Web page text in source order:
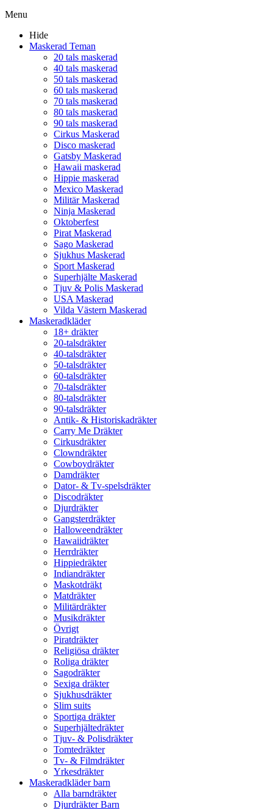
Menu
Hide
Maskerad Teman
20 tals maskerad
40 tals maskerad
50 tals maskerad
60 tals maskerad
70 tals maskerad
80 tals maskerad
90 tals maskerad
Cirkus Maskerad
Disco maskerad
Gatsby Maskerad
Hawaii maskerad
Hippie maskerad
Mexico Maskerad
Militär Maskerad
Ninja Maskerad
Oktoberfest
Pirat Maskerad
Sago Maskerad
Sjukhus Maskerad
Sport Maskerad
Superhjälte Maskerad
Tjuv & Polis Maskerad
USA Maskerad
Vilda Västern Maskerad
Maskeradkläder
18+ dräkter
20-talsdräkter
40-talsdräkter
50-talsdräkter
60-talsdräkter
70-talsdräkter
80-talsdräkter
90-talsdräkter
Antik- & Historiskadräkter
Carry Me Dräkter
Cirkusdräkter
Clowndräkter
Cowboydräkter
Damdräkter
Dator- & Tv-spelsdräkter
Discodräkter
Djurdräkter
Gangsterdräkter
Halloweendräkter
Hawaiidräkter
Herrdräkter
Hippiedräkter
Indiandräkter
Maskotdräkt
Matdräkter
Militärdräkter
Musikdräkter
Övrigt
Piratdräkter
Religiösa dräkter
Roliga dräkter
Sagodräkter
Sexiga dräkter
Sjukhusdräkter
Slim suits
Sportiga dräkter
Superhjältedräkter
Tjuv- & Polisdräkter
Tomtedräkter
Tv- & Filmdräkter
Yrkesdräkter
Maskeradkläder barn
Alla barndräkter
Djurdräkter Barn